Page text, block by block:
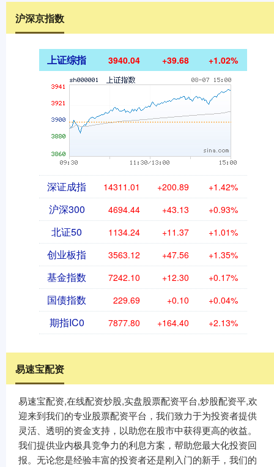
沪深京指数
上证综指 3940.04 +39.68 +1.02%
深证成指 14311.01 +200.89 +1.42%
沪深300 4694.44 +43.13 +0.93%
北证50 1134.24 +11.37 +1.01%
创业板指 3563.12 +47.56 +1.35%
基金指数 7242.10 +12.30 +0.17%
国债指数 229.69 +0.10 +0.04%
期指IC0 7877.80 +164.40 +2.13%
易速宝配资
易速宝配资,在线配资炒股,实盘股票配资平台,炒股配资平,欢
迎来到我们的专业股票配资平台，我们致力于为投资者提供
灵活、透明的资金支持，以助您在股市中获得更高的收益。
我们提供业内极具竞争力的利息方案，帮助您最大化投资回
报。无论您是经验丰富的投资者还是刚入门的新手，我们的